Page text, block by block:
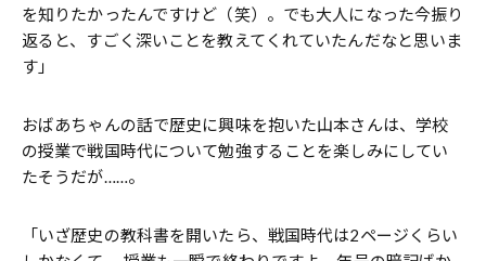
を知りたかったんですけど（笑）。でも大人になった今振り
返ると、すごく深いことを教えてくれていたんだなと思いま
す」
おばあちゃんの話で歴史に興味を抱いた山本さんは、学校
の授業で戦国時代について勉強することを楽しみにしてい
たそうだが……。
「いざ歴史の教科書を開いたら、戦国時代は2ページくらい